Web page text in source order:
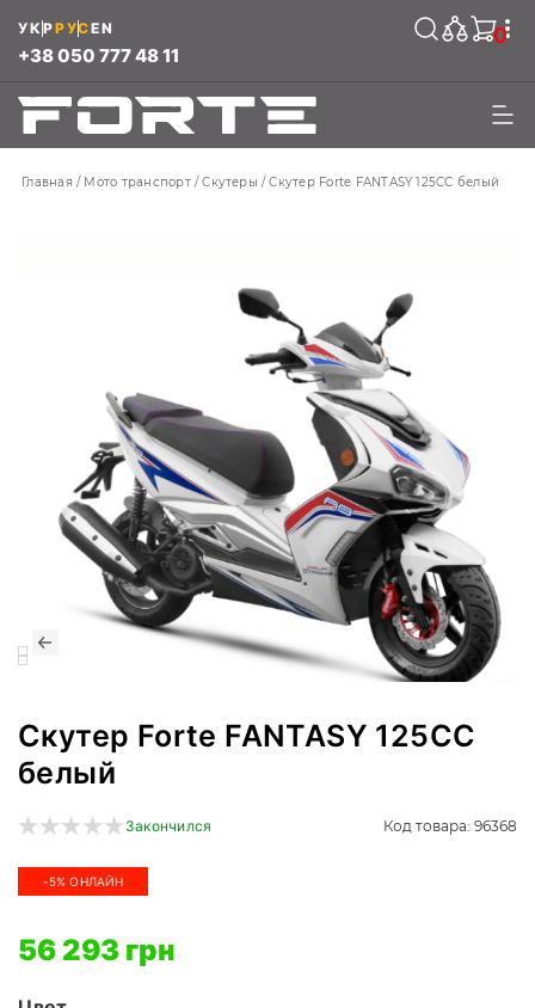
+38 050 777 48 11
УКРРУСEN 0
Главная Мото транспорт Скутеры Скутер Forte FANTASY 125CC белый
Скутер Forte FANTASY 125CC
белый
Закончился Код товара: 96368
-5% ОНЛАЙН
56 293 грн